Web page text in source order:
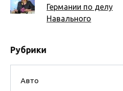
Германии по делу
Навального
Рубрики
Авто